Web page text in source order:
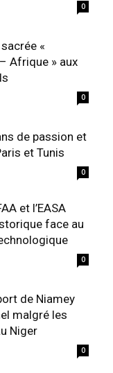
0
«
Afrique » aux
0
de passion et
et Tunis
0
et l’EASA
face au
0
de Niamey
malgré les
Niger
0